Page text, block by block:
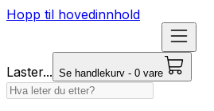
Hopp til hovedinnhold
Laster... Se handlekurv - 0 vare